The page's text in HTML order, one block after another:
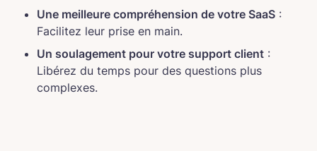
Une meilleure compréhension de votre SaaS :
Facilitez leur prise en main.
Un soulagement pour votre support client :
Libérez du temps pour des questions plus
complexes.